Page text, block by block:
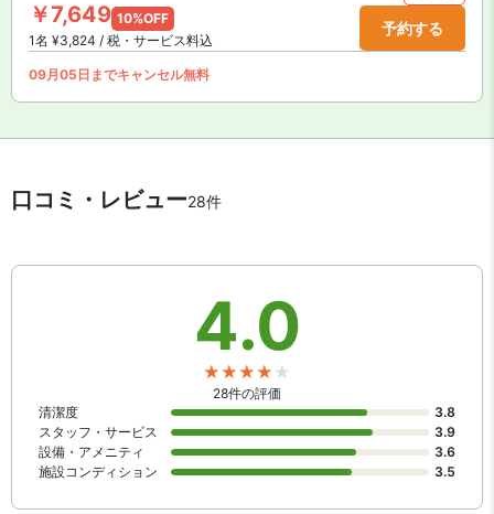
￥7,649 10%OFF
1名 ¥3,824 / 税・サービス料込
予約する
09月05日までキャンセル無料
口コミ・レビュー28件
4.0
28件の評価
清潔度
3.8
スタッフ・サービス
3.9
設備・アメニティ
3.6
施設コンディション
3.5